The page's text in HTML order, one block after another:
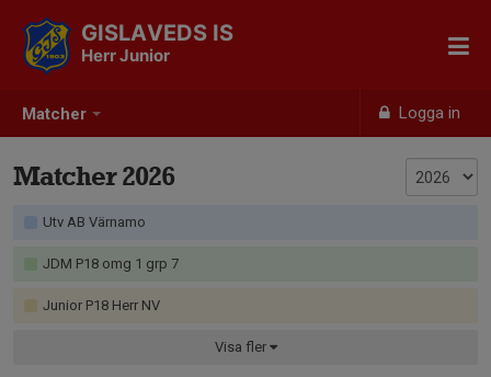
Matcher Logga in
GISLAVEDS IS
Herr Junior
Matcher 2026
Utv AB Värnamo
JDM P18 omg 1 grp 7
Junior P18 Herr NV
Visa fler